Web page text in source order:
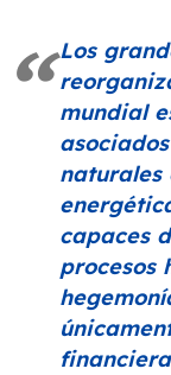
Los
mundial
naturales
capaces
procesos